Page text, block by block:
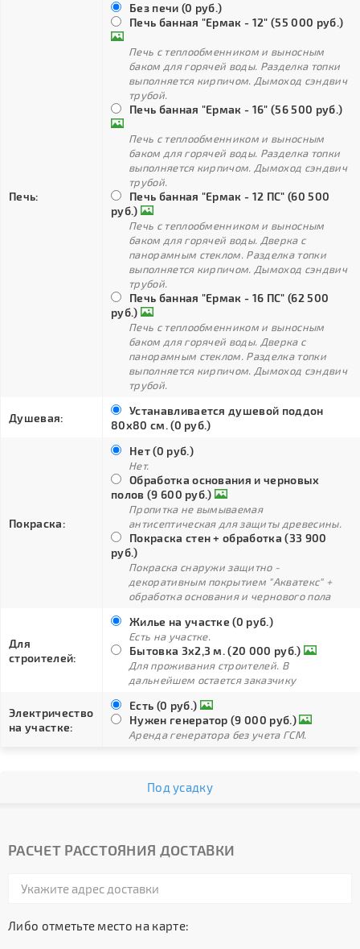
Печь:
Без печи (0 руб.)
Печь банная "Ермак - 12" (55 000 руб.)
Печь с теплообменником и выносным
баком для горячей воды. Разделка топки
выполняется кирпичом. Дымоход сэндвич
трубой.
Печь банная "Ермак - 16" (56 500 руб.)
Печь с теплообменником и выносным
баком для горячей воды. Разделка топки
выполняется кирпичом. Дымоход сэндвич
трубой.
Печь банная "Ермак - 12 ПС" (60 500
руб.)
Печь с теплообменником и выносным
баком для горячей воды. Дверка с
панорамным стеклом. Разделка топки
выполняется кирпичом. Дымоход сэндвич
трубой.
Печь банная "Ермак - 16 ПС" (62 500
руб.)
Печь с теплообменником и выносным
баком для горячей воды. Дверка с
панорамным стеклом. Разделка топки
выполняется кирпичом. Дымоход сэндвич
трубой.
Душевая:
Устанавливается душевой поддон
80х80 см. (0 руб.)
Покраска:
Нет (0 руб.)
Нет.
Обработка основания и черновых
полов (9 600 руб.)
Пропитка не вымываемая
антисептическая для защиты древесины.
Покраска стен + обработка (33 900
руб.)
Покраска снаружи защитно -
декоративным покрытием "Акватекс" +
обработка основания и чернового пола
Для
строителей:
Жилье на участке (0 руб.)
Есть на участке.
Бытовка 3х2,3 м. (20 000 руб.)
Для проживания строителей. В
дальнейшем остается заказчику
Электричество
на участке:
Есть (0 руб.)
Нужен генератор (9 000 руб.)
Аренда генератора без учета ГСМ.
Под усадку
РАСЧЕТ РАССТОЯНИЯ ДОСТАВКИ
Либо отметьте место на карте: